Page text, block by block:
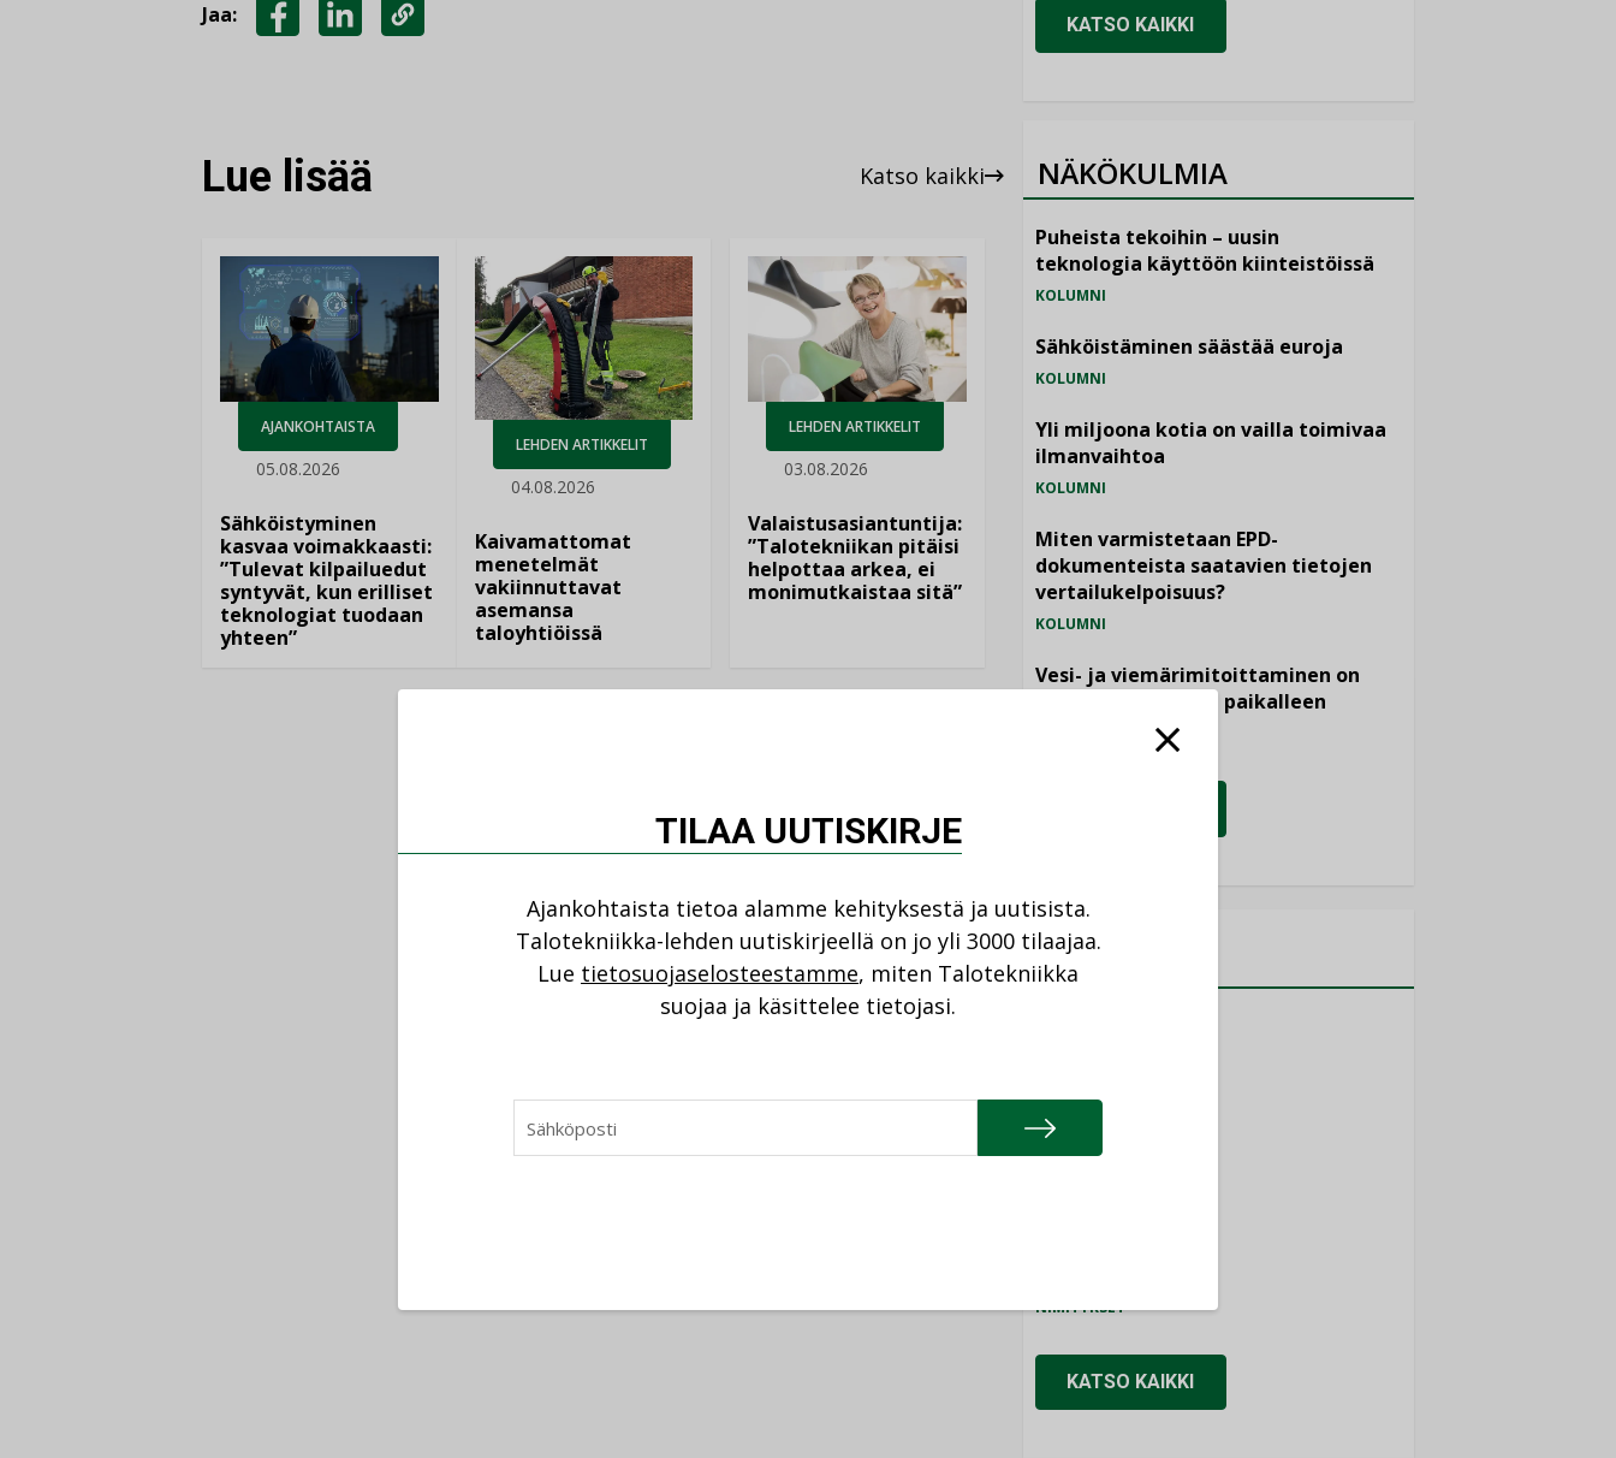
Jaa:
Lue lisää Katso kaikki
AJANKOHTAISTA
05.08.2026
Sähköistyminen
kasvaa voimakkaasti:
”Tulevat kilpailuedut
syntyvät, kun erilliset
teknologiat tuodaan
yhteen”
LEHDEN ARTIKKELIT
04.08.2026
Kaivamattomat
menetelmät
vakiinnuttavat
asemansa
taloyhtiöissä
LEHDEN ARTIKKELIT
03.08.2026
Valaistusasiantuntija:
”Talotekniikan pitäisi
helpottaa arkea, ei
monimutkaistaa sitä”
KATSO KAIKKI
NÄKÖKULMIA
Puheista tekoihin – uusin
teknologia käyttöön kiinteistöissä
KOLUMNI
Sähköistäminen säästää euroja
KOLUMNI
Yli miljoona kotia on vailla toimivaa
ilmanvaihtoa
KOLUMNI
Miten varmistetaan EPD-
dokumenteista saatavien tietojen
vertailukelpoisuus?
KOLUMNI
Vesi- ja viemärimitoittaminen on
jämähtänyt ajassa paikalleen
NIMITYKSET
NIMITYKSET
NIMITYKSET
KATSO KAIKKI
TILAA UUTISKIRJE
Ajankohtaista tietoa alamme kehityksestä ja uutisista.
Talotekniikka-lehden uutiskirjeellä on jo yli 3000 tilaajaa.
Lue tietosuojaselosteestamme, miten Talotekniikka
suojaa ja käsittelee tietojasi.